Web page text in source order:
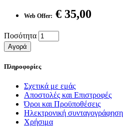
Web Offer: € 35,00
Ποσότητα
Αγορά
Πληροφορίες
Σχετικά με εμάς
Αποστολές και Επιστροφές
Όροι και Προϋποθέσεις
Ηλεκτρονική συνταγογράφηση
Χρήσιμα